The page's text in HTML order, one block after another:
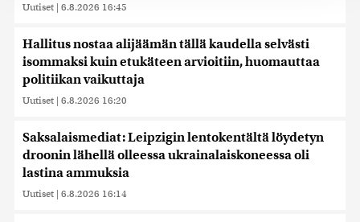
jaamme sosiaalisen median, mainosalan ja analytiikka-
sivustoamme. Kumppanimme voivat yhdistää näitä
tietoja muihin tietoihin, joita olet antanut heille tai joita on
kerätty, kun olet käyttänyt heidän palvelujaan. Tietoja
saatetaan myös siirtää ulkomaille.
Uutiset | 6.8.2026 16:45
Hallitus nostaa alijäämän tällä kaudella selvästi
isommaksi kuin etukäteen arvioitiin, huomauttaa
politiikan vaikuttaja
Uutiset | 6.8.2026 16:20
Saksalaismediat: Leipzigin lentokentältä löydetyn
droonin lähellä olleessa ukrainalaiskoneessa oli
lastina ammuksia
Uutiset | 6.8.2026 16:14